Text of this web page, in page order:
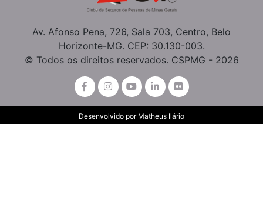
Av. Afonso Pena, 726, Sala 703, Centro, Belo
Horizonte-MG. CEP: 30.130-003.
© Todos os direitos reservados. CSPMG - 2026
Desenvolvido por Matheus Ilário